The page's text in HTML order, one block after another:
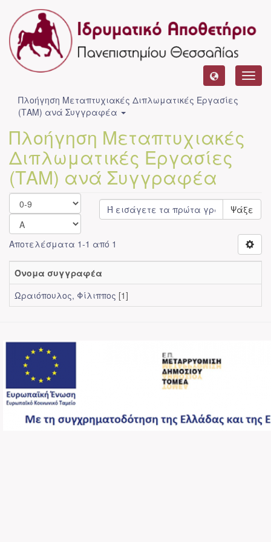
Πλοήγηση Μεταπτυχιακές Διπλωματικές Εργασίες
(ΤΑΜ) ανά Συγγραφέα
Πλοήγηση Μεταπτυχιακές
Διπλωματικές Εργασίες
(ΤΑΜ) ανά Συγγραφέα
Ψάξε
Αποτελέσματα 1-1 από 1
Όνομα συγγραφέα
Ωραιόπουλος, Φίλιππος [1]